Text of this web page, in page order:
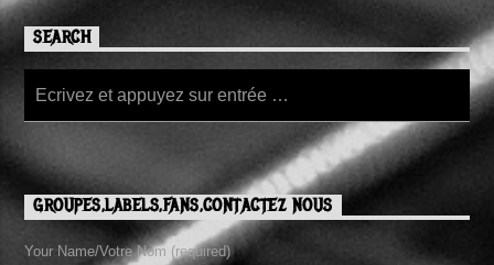
SEARCH
GROUPES,LABELS,FANS,CONTACTEZ NOUS
Your Name/Votre Nom (required)